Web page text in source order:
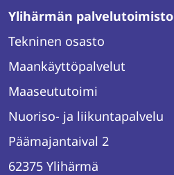
Ylihärmän palvelutoimisto
Tekninen osasto
Maankäyttöpalvelut
Maaseututoimi
Nuoriso- ja liikuntapalvelu
Päämajantaival 2
62375 Ylihärmä